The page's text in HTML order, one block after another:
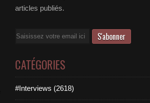
articles publiés.
Email
CATÉGORIES
#Interviews (2618)